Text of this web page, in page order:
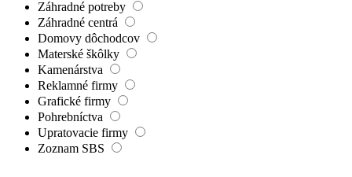
Záhradné potreby
Záhradné centrá
Domovy dôchodcov
Materské škôlky
Kamenárstva
Reklamné firmy
Grafické firmy
Pohrebníctva
Upratovacie firmy
Zoznam SBS